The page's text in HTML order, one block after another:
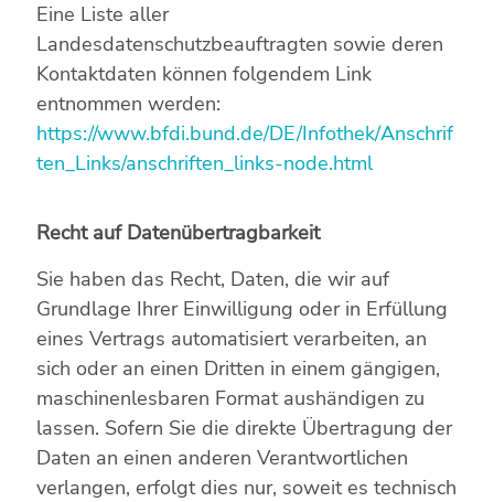
Eine Liste aller
Landesdatenschutzbeauftragten sowie deren
Kontaktdaten können folgendem Link
entnommen werden:
https://www.bfdi.bund.de/DE/Infothek/Anschrif
ten_Links/anschriften_links-node.html
Recht auf Datenübertragbarkeit
Sie haben das Recht, Daten, die wir auf
Grundlage Ihrer Einwilligung oder in Erfüllung
eines Vertrags automatisiert verarbeiten, an
sich oder an einen Dritten in einem gängigen,
maschinenlesbaren Format aushändigen zu
lassen. Sofern Sie die direkte Übertragung der
Daten an einen anderen Verantwortlichen
verlangen, erfolgt dies nur, soweit es technisch